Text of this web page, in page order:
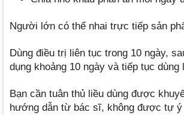
Người lớn có thể nhai trực tiếp sản
Dùng điều trị liên tục trong 10 ngày,
dụng khoảng 10 ngày và tiếp tục dùng
Bạn cần tuân thủ liều dùng được
hướng dẫn từ bác sĩ, không được tự ý